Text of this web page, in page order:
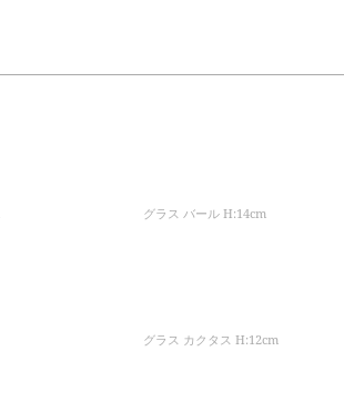
グラス バール H:14cm
グラス カクタス H:12cm